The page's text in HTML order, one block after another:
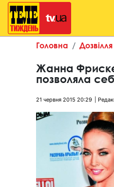
Головна Дозвілля
Жанна
позволяла
21 червня 2015 20:29